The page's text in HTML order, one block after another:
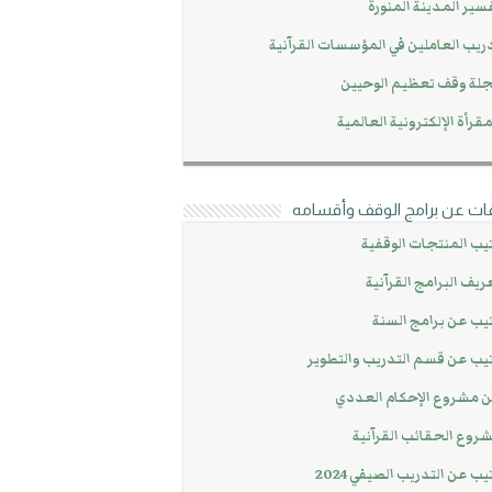
المدينة المنورة
العاملين في المؤسسات القرآنية
وقف تعظيم الوحيين
الإلكترونية العالمية
عن برامج الوقف وأقسامه
المنتجات الوقفية
البرامج القرآنية
عن برامج السنة
عن قسم التدريب والتطوير
مشروع الإحكام العددي
الحقائب القرآنية
عن التدريب الصيفي 2024